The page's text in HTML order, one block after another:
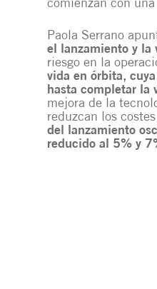
comienzan con
Paola Serrano
el lanzamiento y la
riesgo en la
vida en órbita,
hasta completar la
mejora de la
reduzcan los
del lanzamiento
reducido al 5% y